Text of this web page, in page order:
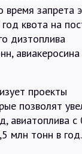
время запрета
квота на
дизтоплива
проекты
позволят
авиатоплива
млн тонн в